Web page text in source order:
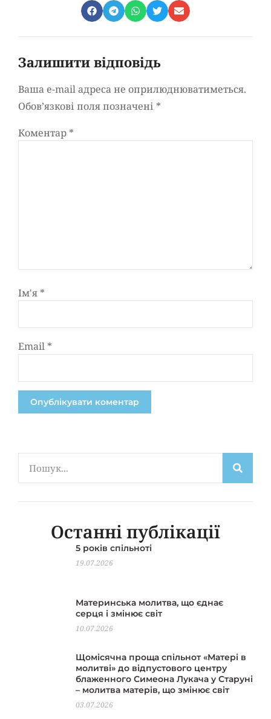
Залишити відповідь
Ваша e-mail адреса не оприлюднюватиметься.
Обов’язкові поля позначені *
Коментар *
Ім'я *
Email *
Останні публікації
5 років спільноті
19.07.2026
Материнська молитва, що єднає
серця і змінює світ
10.07.2026
Щомісячна проща спільнот «Матері в
молитві» до відпустового центру
блаженного Симеона Лукача у Старуні
– молитва матерів, що змінює світ
03.07.2026